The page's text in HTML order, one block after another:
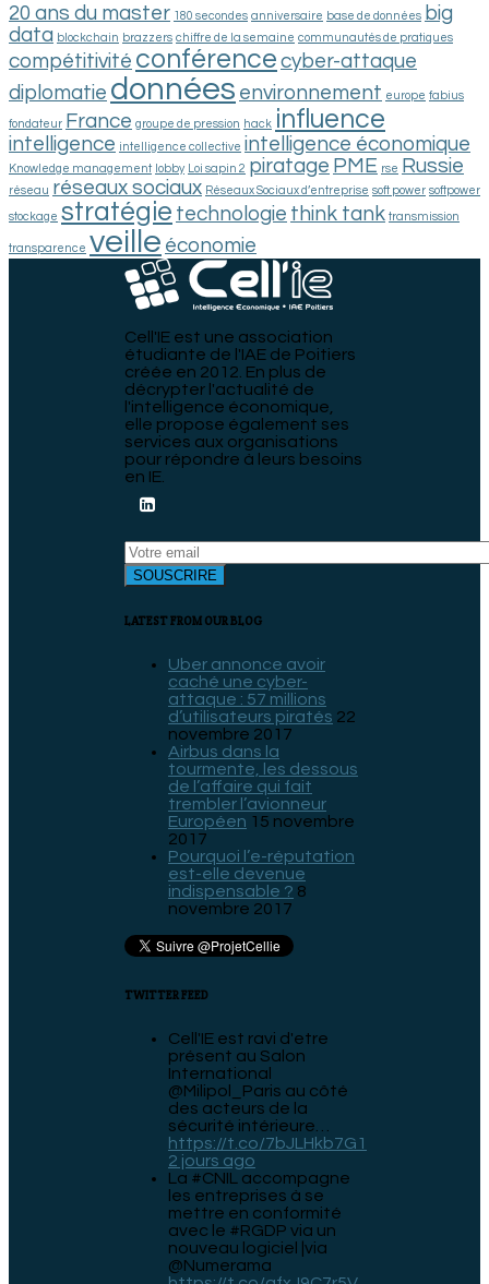
20 ans du master 180 secondes anniversaire base de données big
data blockchain brazzers chiffre de la semaine communautés de pratiques
compétitivité conférence cyber-attaque
diplomatie données environnement europe fabius
fondateur France groupe de pression hack influence
intelligence intelligence collective intelligence économique
Knowledge management lobby Loi sapin 2 piratage PME rse Russie
réseau réseaux sociaux Réseaux Sociaux d’entreprise soft power softpower
stockage stratégie technologie think tank transmission
transparence veille économie
Cell'IE est une association
étudiante de l'IAE de Poitiers
créée en 2012. En plus de
décrypter l'actualité de
l'intelligence économique,
elle propose également ses
services aux organisations
pour répondre à leurs besoins
en IE.
LATEST FROM OUR BLOG
Uber annonce avoir
caché une cyber-
attaque : 57 millions
d’utilisateurs piratés 22
novembre 2017
Airbus dans la
tourmente, les dessous
de l’affaire qui fait
trembler l’avionneur
Européen 15 novembre
2017
Pourquoi l’e-réputation
est-elle devenue
indispensable ? 8
novembre 2017
TWITTER FEED
Cell'IE est ravi d'etre
présent au Salon
International
@Milipol_Paris au côté
des acteurs de la
sécurité intérieure…
https://t.co/7bJLHkb7G1
2 jours ago
La #CNIL accompagne
les entreprises à se
mettre en conformité
avec le #RGDP via un
nouveau logiciel |via
@Numerama